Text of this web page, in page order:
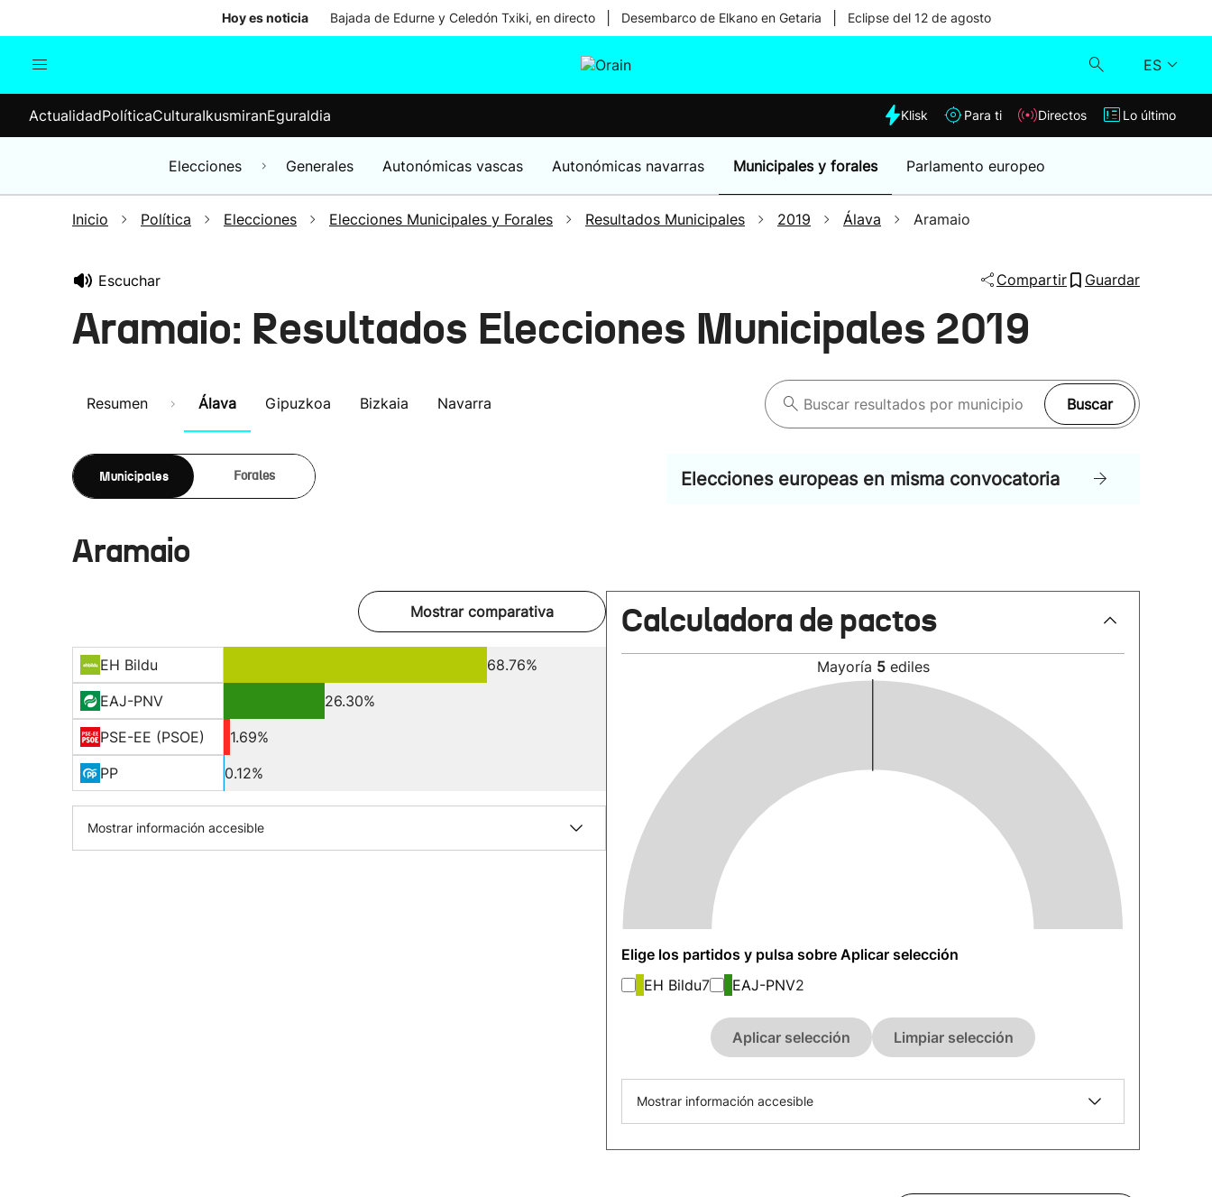
Hoy es noticia Bajada de Edurne y Celedón Txiki, en directo Desembarco de Elkano en Getaria Eclipse del 12 de agosto
ES
Elecciones
Klisk
Lo último
ActualidadPolíticaCulturaIkusmiranEguraldia Klisk Para ti Directos Lo último
Elecciones Generales Autonómicas vascas Autonómicas navarras Municipales y forales Parlamento europeo
Inicio Política Elecciones Elecciones Municipales y Forales Resultados Municipales 2019 Álava Aramaio
Escuchar Compartir Guardar
Aramaio: Resultados Elecciones Municipales 2019
Resumen Álava Gipuzkoa Bizkaia Navarra Buscar
Municipales Forales Elecciones europeas en misma convocatoria
Aramaio
Mostrar comparativa
EH Bildu
68.76%
EAJ-PNV
26.30%
PSE-EE (PSOE)
1.69%
PP
0.12%
Mostrar información accesible
Calculadora de pactos
Mayoría 5 ediles
Elige los partidos y pulsa sobre Aplicar selección
EH Bildu7 EAJ-PNV2
Aplicar selección Limpiar selección
Mostrar información accesible